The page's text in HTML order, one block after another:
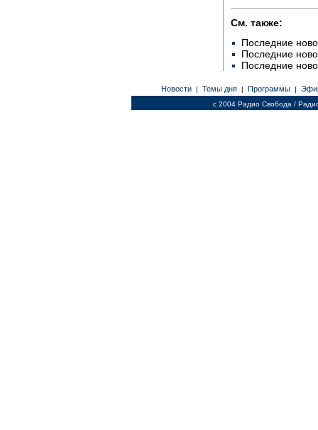
См. также:
Последние
Последние
Последние
Новости | Темы дня | Программы |
c 2004 Радио Свобода /